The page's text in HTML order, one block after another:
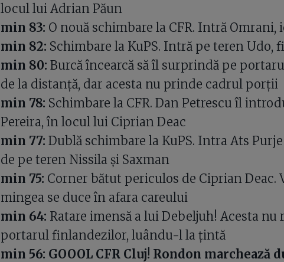
locul lui Adrian Păun
min 83: O nouă schimbare la CFR. Intră Omrani,
min 82: Schimbare la KuPS. Intră pe teren Udo,
min 80: Burcă încearcă să îl surprindă pe
de la distanță, dar acesta nu prinde cadrul porții
min 78: Schimbare la CFR. Dan Petrescu îl
Pereira, în locul lui Ciprian Deac
min 77: Dublă schimbare la KuPS. Intra Ats
de pe teren Nissila și Saxman
min 75: Corner bătut periculos de Ciprian Deac.
mingea se duce în afara careului
min 64: Ratare imensă a lui Debeljuh! Acesta nu
portarul finlandezilor, luându-l la țintă
min 56: GOOOL CFR Cluj! Rondon marchează